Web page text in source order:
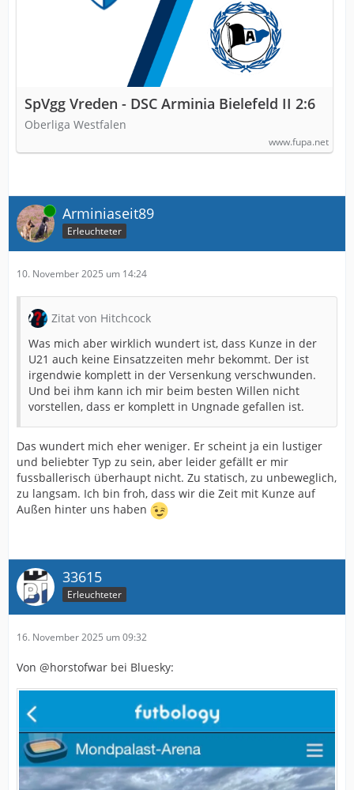
SpVgg Vreden - DSC Arminia Bielefeld II 2:6
Oberliga Westfalen
www.fupa.net
Online Arminiaseit89
Erleuchteter
10. November 2025 um 14:24
Zitat von Hitchcock
Was mich aber wirklich wundert ist, dass Kunze in der
U21 auch keine Einsatzzeiten mehr bekommt. Der ist
irgendwie komplett in der Versenkung verschwunden.
Und bei ihm kann ich mir beim besten Willen nicht
vorstellen, dass er komplett in Ungnade gefallen ist.
Das wundert mich eher weniger. Er scheint ja ein lustiger
und beliebter Typ zu sein, aber leider gefällt er mir
fussballerisch überhaupt nicht. Zu statisch, zu unbeweglich,
zu langsam. Ich bin froh, dass wir die Zeit mit Kunze auf
Außen hinter uns haben
33615
Erleuchteter
16. November 2025 um 09:32
Von @horstofwar bei Bluesky: